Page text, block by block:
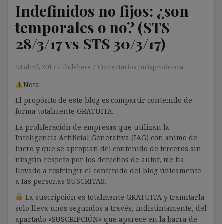
Indefinidos no fijos: ¿son
temporales o no? (STS
28/3/17 vs STS 30/3/17)
24 abril, 2017 ibdehere Comentarios Jurisprudencia
Nota:
El propósito de este blog es compartir contenido de
forma totalmente GRATUITA.
La proliferación de empresas que utilizan la
Inteligencia Artificial Generativa (IAG) con ánimo de
lucro y que se apropian del contenido de terceros sin
ningún respeto por los derechos de autor, me ha
llevado a restringir el contenido del blog únicamente
a las personas SUSCRITAS.
La suscripción es totalmente GRATUITA y tramitarla
solo lleva unos segundos a través, indistintamente, del
apartado «SUSCRIPCIÓN» que aparece en la barra de